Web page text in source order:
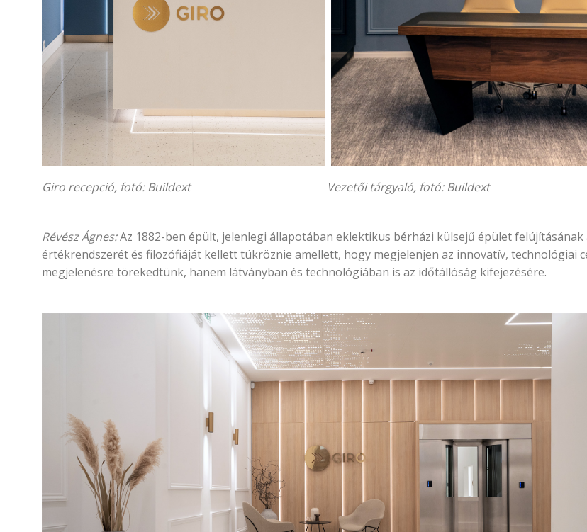
Giro recepció, fotó: Buildext Vezetői tárgyaló, fotó: Buildext
Révész Ágnes:Az 1882-ben épült, jelenlegi állapotában eklektikus bérházi külsejű épület
értékrendszerét és filozófiáját kellett tükröznie amellett, hogy megjelenjen az innovatív, technológiai
megjelenésre törekedtünk, hanem látványban és technológiában is az időtállóság kifejezésére.